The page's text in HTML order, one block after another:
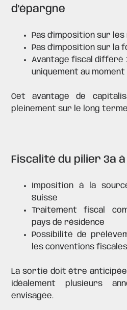
d'épargne
Pas d'imposition sur
Pas d'imposition sur la
Avantage fiscal différé
uniquement au
Cet avantage de
pleinement sur le long
Fiscalité du pilier 3a
Imposition à la
Suisse
Traitement fiscal
pays de résidence
Possibilité de
les conventions
La sortie doit être
idéalement plusieurs
envisagée.